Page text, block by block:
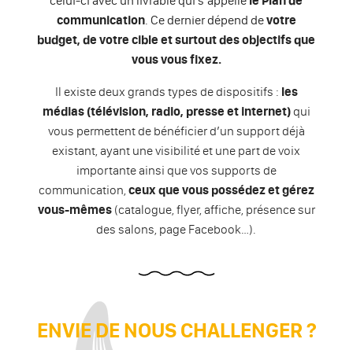
communication. Ce dernier dépend devotre
budget, de votre cible et surtout des objectifs que
vous vous fixez.
Il existe deux grands types de dispositifs : les
médias (télévision, radio, presse et internet)qui
vous permettent de bénéficier d’un support déjà
existant, ayant une visibilité et une part de voix
importante ainsi que vos supports de
communication, ceux que vous possédez et gérez
vous-mêmes(catalogue, flyer, affiche, présence sur
des salons, page Facebook…).
ENVIE DE NOUS CHALLENGER ?